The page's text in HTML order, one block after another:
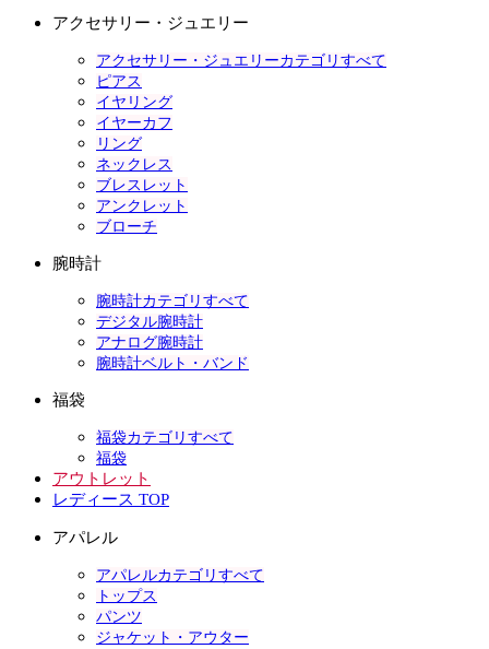
アクセサリー・ジュエリー
アクセサリー・ジュエリーカテゴリすべて
ピアス
イヤリング
イヤーカフ
リング
ネックレス
ブレスレット
アンクレット
ブローチ
腕時計
腕時計カテゴリすべて
デジタル腕時計
アナログ腕時計
腕時計ベルト・バンド
福袋
福袋カテゴリすべて
福袋
アウトレット
レディース TOP
アパレル
アパレルカテゴリすべて
トップス
パンツ
ジャケット・アウター